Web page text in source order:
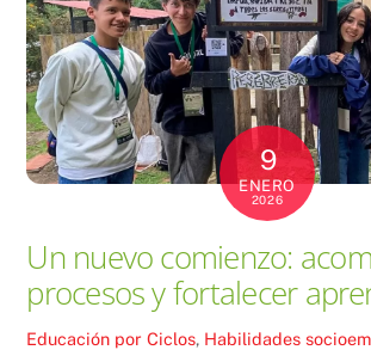
9
ENERO
2026
Un nuevo comienzo:
procesos y fortalecer
Educación por Ciclos, Habilidades